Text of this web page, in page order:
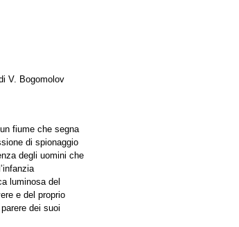
V. Bogomolov
fiume che segna
di spionaggio
degli uomini che
luminosa del
e del proprio
dei suoi